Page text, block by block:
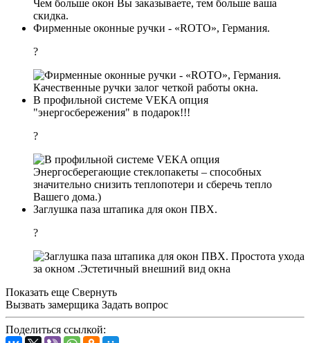
Чем больше окон Вы заказываете, тем больше ваша
скидка.
Фирменные оконные ручки - «ROTO», Германия.
?
Качественные ручки залог четкой работы окна.
В профильной системе VEKA опция
"энергосбережения" в подарок!!!
?
Энергосберегающие стеклопакеты – способных
значительно снизить теплопотери и сберечь тепло
Вашего дома.)
Заглушка паза штапика для окон ПВХ.
?
Простота ухода
за окном .Эстетичный внешний вид окна
Показать еще Свернуть
Вызвать замерщика Задать вопрос
Поделиться ссылкой: